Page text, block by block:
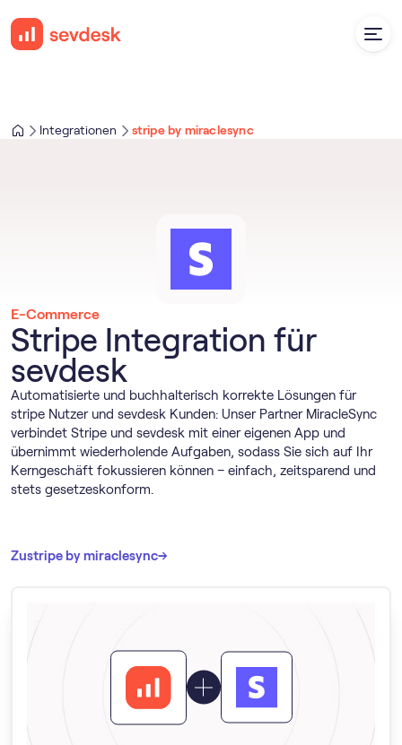
Integrationen stripe by miraclesync
E-Commerce
Stripe Integration für
sevdesk
Automatisierte und buchhalterisch korrekte Lösungen für
stripe Nutzer und sevdesk Kunden: Unser Partner MiracleSync
verbindet Stripe und sevdesk mit einer eigenen App und
übernimmt wiederholende Aufgaben, sodass Sie sich auf Ihr
Kerngeschäft fokussieren können – einfach, zeitsparend und
stets gesetzeskonform.
Zustripe by miraclesync→
→